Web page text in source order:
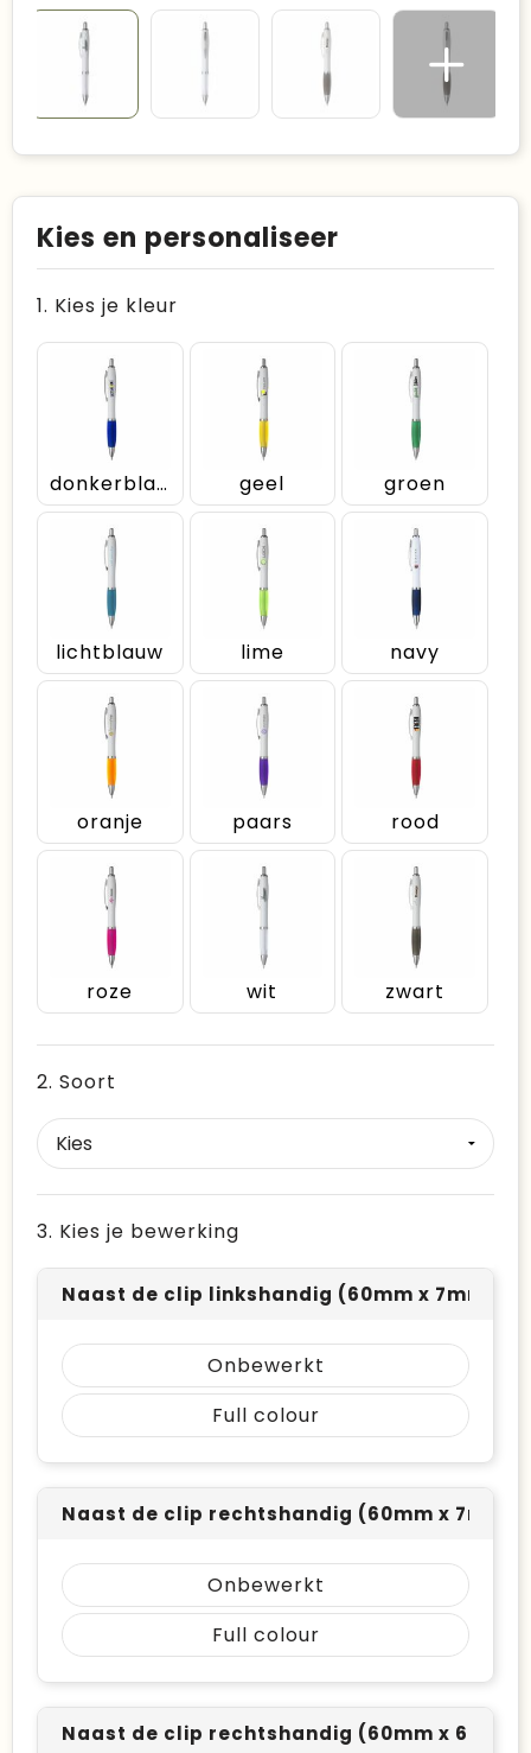
Kies en personaliseer
1. Kies je kleur
donkerblauw geel groen
lichtblauw lime navy
oranje paars rood
roze wit zwart
2. Soort
3. Kies je bewerking
Naast de clip linkshandig (60mm x 7mm)
Onbewerkt
Full colour
Naast de clip rechtshandig (60mm x 7mm)
Onbewerkt
Full colour
Naast de clip rechtshandig (60mm x 6mm)